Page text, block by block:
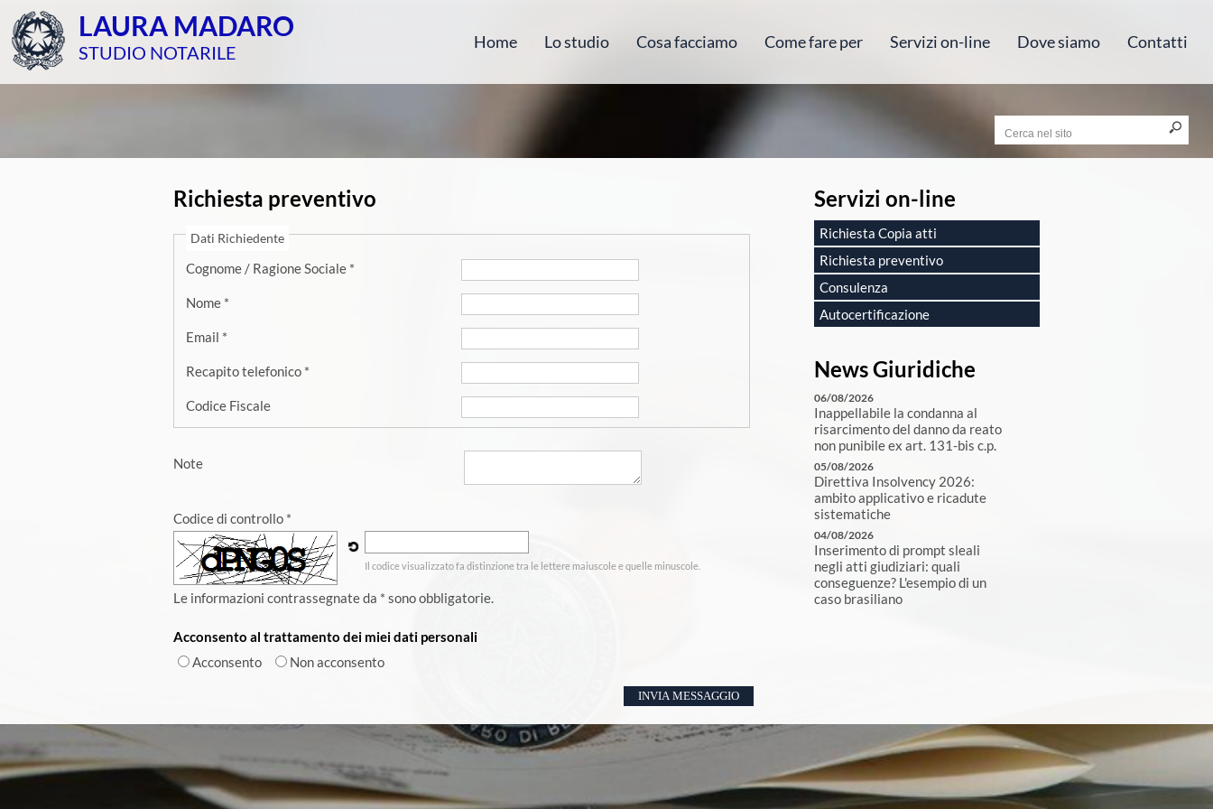
LAURA MADARO
STUDIO NOTARILE Home Lo studio Cosa facciamo Come fare per Servizi on-line Dove siamo Contatti
Richiesta preventivo
Dati Richiedente
Cognome / Ragione Sociale *
Nome *
Email *
Recapito telefonico *
Codice Fiscale
Note
Codice di controllo *
Il codice visualizzato fa distinzione tra le lettere maiuscole e quelle minuscole.
Le informazioni contrassegnate da * sono obbligatorie.
Acconsento al trattamento dei miei dati personali
Acconsento
Non acconsento
Servizi on-line
Richiesta Copia atti
Richiesta preventivo
Consulenza
Autocertificazione
News Giuridiche
06/08/2026
Inappellabile la condanna al
risarcimento del danno da reato
non punibile ex art. 131-bis c.p.
05/08/2026
Direttiva Insolvency 2026:
ambito applicativo e ricadute
sistematiche
04/08/2026
Inserimento di prompt sleali
negli atti giudiziari: quali
conseguenze? L'esempio di un
caso brasiliano